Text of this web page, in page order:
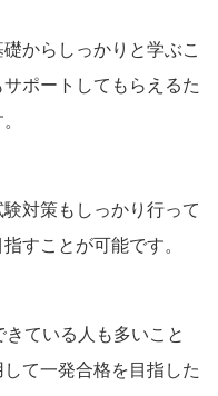
からしっかりと学ぶこ
ポートしてもらえるた
対策もしっかり行って
すことが可能です。
ている人も多いこと
て一発合格を目指した